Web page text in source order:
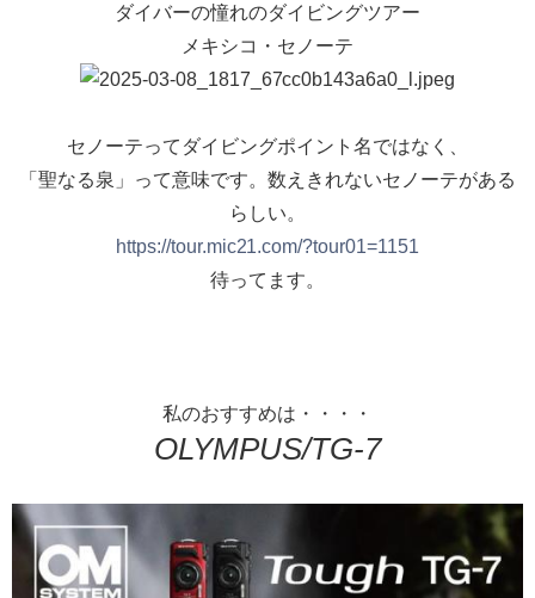
ダイバーの憧れのダイビングツアー
メキシコ・セノーテ
セノーテってダイビングポイント名ではなく、
「聖なる泉」って意味です。数えきれないセノーテがある
らしい。
https://tour.mic21.com/?tour01=1151
待ってます。
私のおすすめは・・・・
OLYMPUS/TG-7